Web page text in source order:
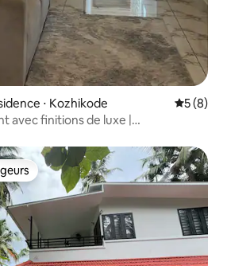
⋅ Kozhikode
5 (8)
avec finitions de luxe |